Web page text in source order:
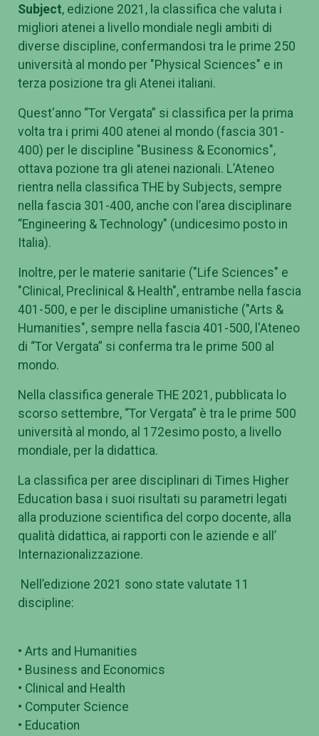
Subject, edizione 2021, la classifica che valuta i
migliori atenei a livello mondiale negli ambiti di
diverse discipline, confermandosi tra le prime 250
università al mondo per "Physical Sciences" e in
terza posizione tra gli Atenei italiani.
Quest'anno “Tor Vergata” si classifica per la prima
volta tra i primi 400 atenei al mondo (fascia 301-
400) per le discipline "Business & Economics",
ottava pozione tra gli atenei nazionali. L’Ateneo
rientra nella classifica THE by Subjects, sempre
nella fascia 301-400, anche con l’area disciplinare
“Engineering & Technology" (undicesimo posto in
Italia).
Inoltre, per le materie sanitarie ("Life Sciences" e
"Clinical, Preclinical & Health", entrambe nella fascia
401-500, e per le discipline umanistiche ("Arts &
Humanities", sempre nella fascia 401-500, l'Ateneo
di “Tor Vergata” si conferma tra le prime 500 al
mondo.
Nella classifica generale THE 2021, pubblicata lo
scorso settembre, “Tor Vergata” è tra le prime 500
università al mondo, al 172esimo posto, a livello
mondiale, per la didattica.
La classifica per aree disciplinari di Times Higher
Education basa i suoi risultati su parametri legati
alla produzione scientifica del corpo docente, alla
qualità didattica, ai rapporti con le aziende e all’
Internazionalizzazione.
Nell’edizione 2021 sono state valutate 11
discipline:
• Arts and Humanities
• Business and Economics
• Clinical and Health
• Computer Science
• Education